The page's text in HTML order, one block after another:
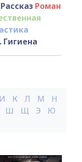
Рассказ Роман
Гигиена
И К Л М
Н
Ш Щ Э
Ю